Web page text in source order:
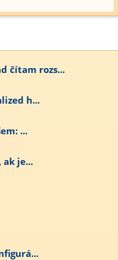
čítam rozs...
h...
...
ak je...